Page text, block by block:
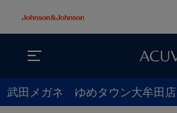
武田メガネ ゆめタウン大牟田店